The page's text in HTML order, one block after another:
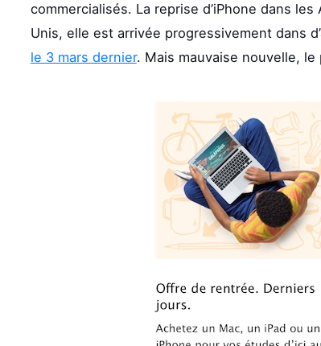
commercialisés. La reprise d’iPhone dans
Unis, elle est arrivée progressivement dans
le 3 mars dernier. Mais mauvaise nouvelle,